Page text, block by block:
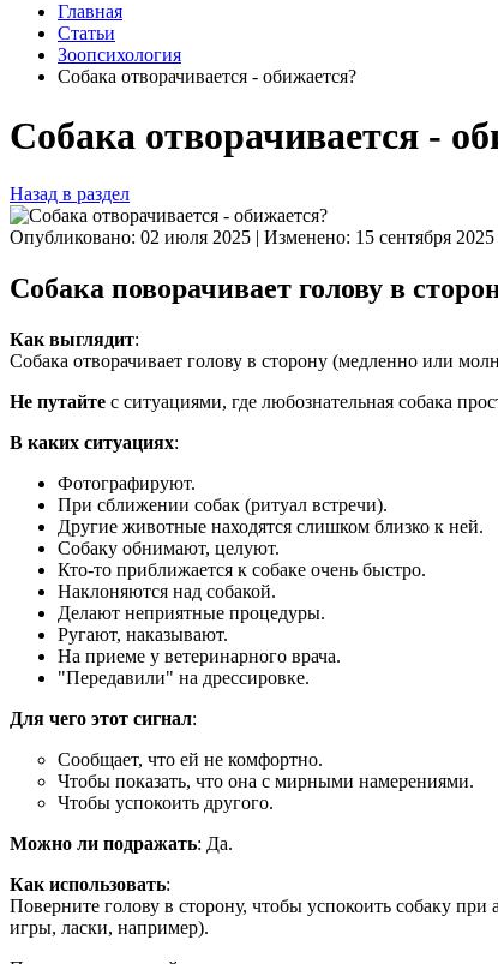
Главная
Статьи
Зоопсихология
Собака отворачивается - обижается?
Собака отворачивается -
Назад в раздел
Опубликовано: 02 июля 2025 | Изменено: 15 сентября 2025
Собака поворачивает голову в
Как выглядит:
Собака отворачивает голову в сторону (медленно или
Не путайте с ситуациями, где любознательная собака
В каких ситуациях:
Фотографируют.
При сближении собак (ритуал встречи).
Другие животные находятся слишком близко к ней.
Собаку обнимают, целуют.
Кто-то приближается к собаке очень быстро.
Наклоняются над собакой.
Делают неприятные процедуры.
Ругают, наказывают.
На приеме у ветеринарного врача.
"Передавили" на дрессировке.
Для чего этот сигнал:
Сообщает, что ей не комфортно.
Чтобы показать, что она с мирными намерениями.
Чтобы успокоить другого.
Можно ли подражать: Да.
Как использовать:
Поверните голову в сторону, чтобы успокоить собаку при
игры, ласки, например).